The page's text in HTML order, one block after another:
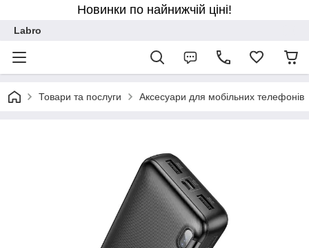
Новинки по найнижчій ціні!
Labro
Товари та послуги Аксесуари для мобільних телефонів